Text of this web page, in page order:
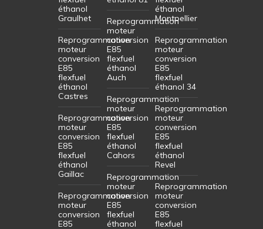
éthanol
Graulhet
Reprogrammation
moteur
conversion
E85
flexfuel
éthanol
Castres
Reprogrammation
moteur
conversion
E85
flexfuel
éthanol
Gaillac
Reprogrammation
moteur
conversion
E85
Reprogrammation
moteur
conversion
E85
flexfuel
éthanol
Auch
Reprogrammation
moteur
conversion
E85
flexfuel
éthanol
Cahors
Reprogrammation
moteur
conversion
E85
flexfuel
éthanol
éthanol
Montpellier
Reprogrammation
moteur
conversion
E85
flexfuel
éthanol 34
Reprogrammation
moteur
conversion
E85
flexfuel
éthanol
Revel
Reprogrammation
moteur
conversion
E85
flexfuel